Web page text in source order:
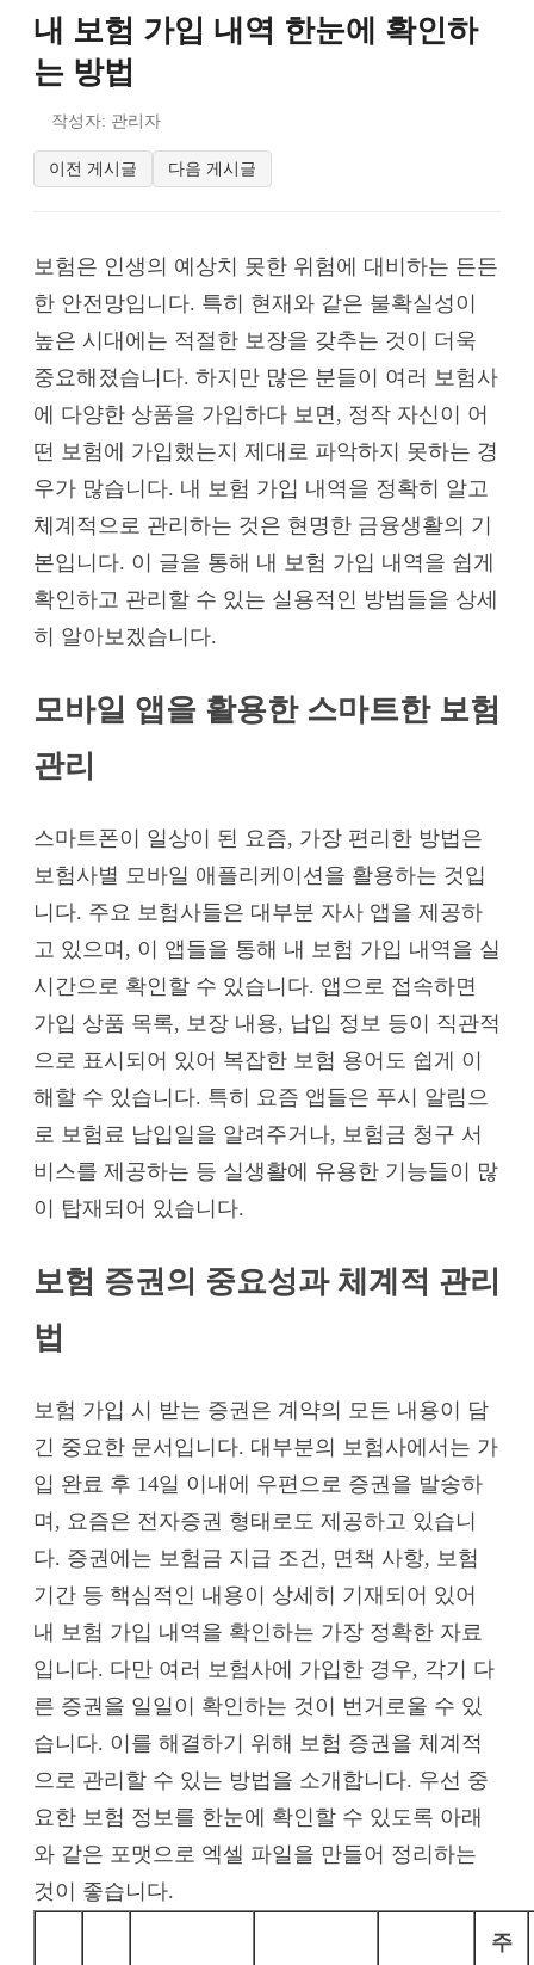
내 보험 가입 내역 한눈에 확인하
는 방법
작성자: 관리자
이전 게시글 다음 게시글
보험은 인생의 예상치 못한 위험에 대비하는 든든
한 안전망입니다. 특히 현재와 같은 불확실성이
높은 시대에는 적절한 보장을 갖추는 것이 더욱
중요해졌습니다. 하지만 많은 분들이 여러 보험사
에 다양한 상품을 가입하다 보면, 정작 자신이 어
떤 보험에 가입했는지 제대로 파악하지 못하는 경
우가 많습니다. 내 보험 가입 내역을 정확히 알고
체계적으로 관리하는 것은 현명한 금융생활의 기
본입니다. 이 글을 통해 내 보험 가입 내역을 쉽게
확인하고 관리할 수 있는 실용적인 방법들을 상세
히 알아보겠습니다.
모바일 앱을 활용한 스마트한 보험
관리
스마트폰이 일상이 된 요즘, 가장 편리한 방법은
보험사별 모바일 애플리케이션을 활용하는 것입
니다. 주요 보험사들은 대부분 자사 앱을 제공하
고 있으며, 이 앱들을 통해 내 보험 가입 내역을 실
시간으로 확인할 수 있습니다. 앱으로 접속하면
가입 상품 목록, 보장 내용, 납입 정보 등이 직관적
으로 표시되어 있어 복잡한 보험 용어도 쉽게 이
해할 수 있습니다. 특히 요즘 앱들은 푸시 알림으
로 보험료 납입일을 알려주거나, 보험금 청구 서
비스를 제공하는 등 실생활에 유용한 기능들이 많
이 탑재되어 있습니다.
보험 증권의 중요성과 체계적 관리
법
보험 가입 시 받는 증권은 계약의 모든 내용이 담
긴 중요한 문서입니다. 대부분의 보험사에서는 가
입 완료 후 14일 이내에 우편으로 증권을 발송하
며, 요즘은 전자증권 형태로도 제공하고 있습니
다. 증권에는 보험금 지급 조건, 면책 사항, 보험
기간 등 핵심적인 내용이 상세히 기재되어 있어
내 보험 가입 내역을 확인하는 가장 정확한 자료
입니다. 다만 여러 보험사에 가입한 경우, 각기 다
른 증권을 일일이 확인하는 것이 번거로울 수 있
습니다. 이를 해결하기 위해 보험 증권을 체계적
으로 관리할 수 있는 방법을 소개합니다. 우선 중
요한 보험 정보를 한눈에 확인할 수 있도록 아래
와 같은 포맷으로 엑셀 파일을 만들어 정리하는
것이 좋습니다.
주